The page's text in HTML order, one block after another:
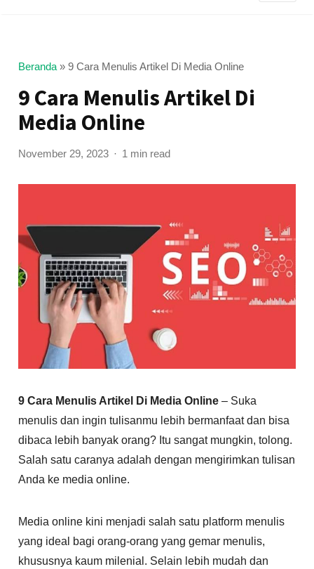
Beranda »9 Cara Menulis Artikel Di Media Online
9 Cara Menulis Artikel Di
Media Online
November 29, 2023 1 min read
9 Cara Menulis Artikel Di Media Online – Suka
menulis dan ingin tulisanmu lebih bermanfaat dan bisa
dibaca lebih banyak orang? Itu sangat mungkin, tolong.
Salah satu caranya adalah dengan mengirimkan tulisan
Anda ke media online.
Media online kini menjadi salah satu platform menulis
yang ideal bagi orang-orang yang gemar menulis,
khususnya kaum milenial. Selain lebih mudah dan